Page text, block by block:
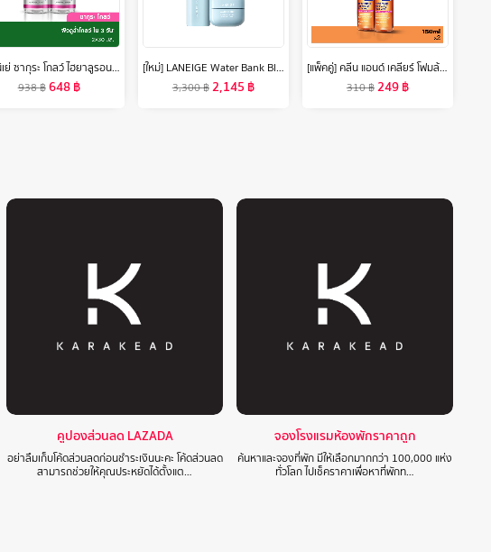
การ์นิเย่ ซากุระ โกลว์ ไฮยาลูรอน บูสเตอร์ เซรั่ม 30 มล.x2 GARNIER SERUM 30ML X2 เซรั่มหน้าใส เซรั่มบำรุงผิวหน้า
938฿648฿
[ใหม่] LANEIGE Water Bank Blue Hyaluronic Serum 50ml + Cream 50ml ลาเนจ วอเตอร์ แบงค์ บลู ไฮยาลูโรนิค เซรั่ม + ครีม
3,300฿2,145 ฿
[แพ็คคู่] คลีน แอนด์ เคลียร์ โฟมล้างหน้า เซลฟ์โฟมมิ่ง เฟเชียล วอช 150มล. x 2 Clean & Clear Essentials Self Foaming Facial Wash 150ml. x 2
310฿249฿
คูปองส่วนลด LAZADA
อย่าลืมเก็บโค้ดส่วนลดก่อนชำระเงินนะคะ โค้ดส่วนลด
สามารถช่วยให้คุณประหยัดได้ตั้งแต…
จองโรงแรมห้องพักราคาถูก
ค้นหาและจองที่พัก มีให้เลือกมากกว่า 100,000 แห่ง
ทั่วโลก ไปเช็คราคาเพื่อหาที่พักท…